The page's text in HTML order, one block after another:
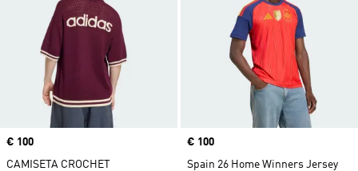
Precio
€ 100
CAMISETA CROCHET
Precio
€ 100
Spain 26 Home Winners Jersey